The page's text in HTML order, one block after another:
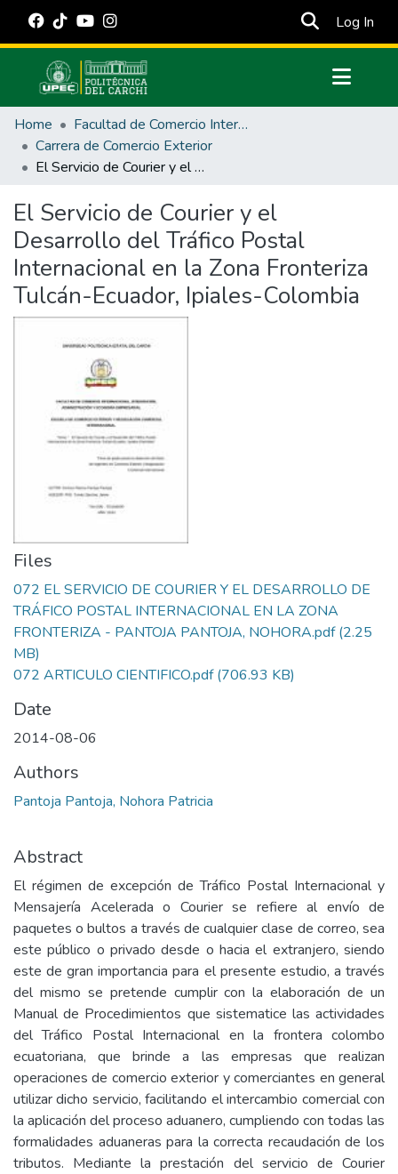
Log In
Communities & Collections
All of DSpace
Statistics
Estadísticas Externas
Manuales
Home
Facultad de Comercio Internacional, Integración, Administración y Economía Empresarial
Carrera de Comercio Exterior
El Servicio de Courier y el Desarrollo del Tráfico Postal Internacional en la Zona Fronteriza Tulcán-Ecuador, Ipiales-Colombia
El Servicio de Courier y el
Desarrollo del Tráfico Postal
Internacional en la Zona Fronteriza
Tulcán-Ecuador, Ipiales-Colombia
Files
072 EL SERVICIO DE COURIER Y EL DESARROLLO DE
TRÁFICO POSTAL INTERNACIONAL EN LA ZONA
FRONTERIZA - PANTOJA PANTOJA, NOHORA.pdf(2.25
MB)
072 ARTICULO CIENTIFICO.pdf(706.93 KB)
Date
2014-08-06
Authors
Pantoja Pantoja, Nohora Patricia
Abstract
El régimen de excepción de Tráfico Postal Internacional y
Mensajería Acelerada o Courier se refiere al envío de
paquetes o bultos a través de cualquier clase de correo, sea
este público o privado desde o hacia el extranjero, siendo
este de gran importancia para el presente estudio, a través
del mismo se pretende cumplir con la elaboración de un
Manual de Procedimientos que sistematice las actividades
del Tráfico Postal Internacional en la frontera colombo
ecuatoriana, que brinde a las empresas que realizan
operaciones de comercio exterior y comerciantes en general
utilizar dicho servicio, facilitando el intercambio comercial con
la aplicación del proceso aduanero, cumpliendo con todas las
formalidades aduaneras para la correcta recaudación de los
tributos. Mediante la prestación del servicio de Courier